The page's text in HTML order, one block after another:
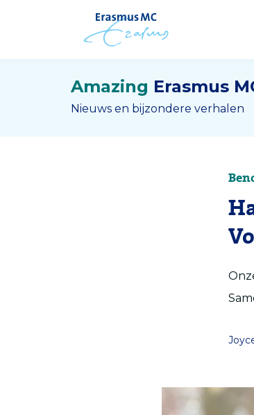
Amazing Erasmus
Nieuws en bijzondere verhalen